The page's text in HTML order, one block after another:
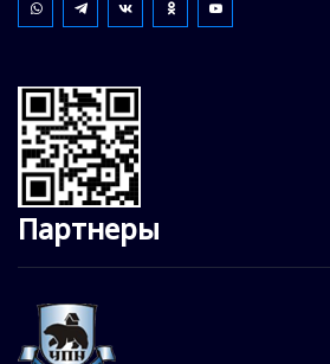
Партнеры